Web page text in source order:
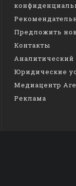
Предложить
Контакты
Аналитический
Юридические
Медиацентр
Реклама